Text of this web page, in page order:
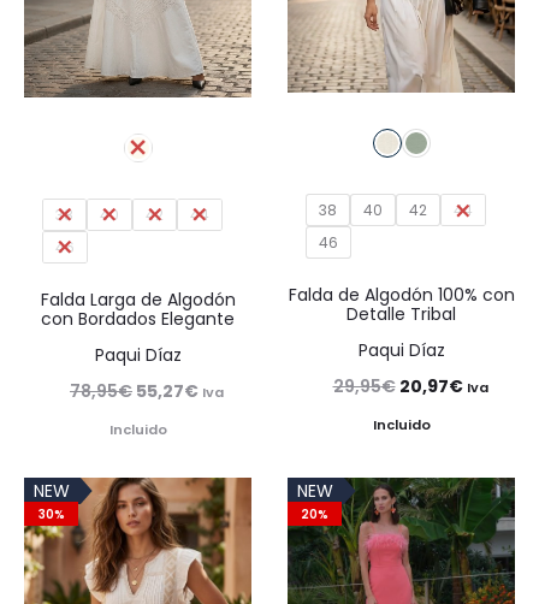
38 40 42
44
46
Falda Larga de Algodón
con Bordados Elegante
Paqui Díaz
78,95€ El
precio
era:
78,95€.
55,27€ El
es:
55,27€.
Iva
Incluido
38 40 42
44
46
Falda de Algodón 100% con
Detalle Tribal
Paqui Díaz
29,95€ El
precio
era:
29,95€.
20,97€El
es:
20,97€.
Iva
Incluido
NEW
30%
NEW
20%